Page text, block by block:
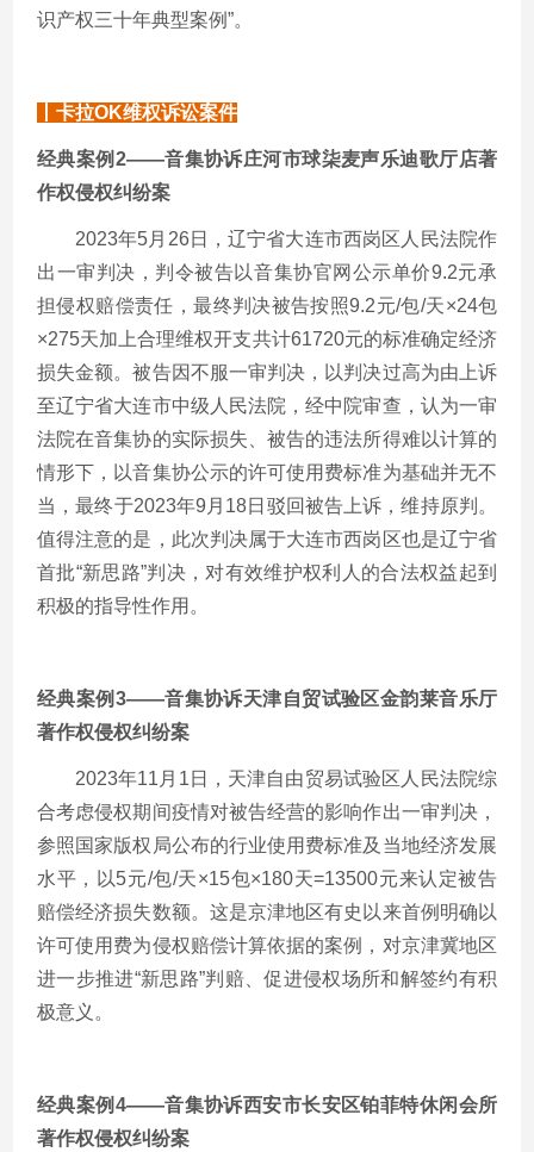
识产权三十年典型案例”。
丨卡拉OK维权诉讼案件
经典案例 2——音集协诉庄河市球柒麦声乐迪歌厅店著
作权侵权纠纷案
2023年5月26日，辽宁省大连市西岗区人民法院作
出一审判决，判令被告以音集协官网公示单价9.2元承
担侵权赔偿责任，最终判决被告按照9.2元/包/天×24包
×275天加上合理维权开支共计61720元的标准确定经济
损失金额。被告因不服一审判决，以判决过高为由上诉
至辽宁省大连市中级人民法院，经中院审查，认为一审
法院在音集协的实际损失、被告的违法所得难以计算的
情形下，以音集协公示的许可使用费标准为基础并无不
当，最终于2023年9月18日驳回被告上诉，维持原判。
值得注意的是，此次判决属于大连市西岗区也是辽宁省
首批“新思路”判决，对有效维护权利人的合法权益起到
积极的指导性作用。
经典案例 3——音集协诉天津自贸试验区金韵莱音乐厅
著作权侵权纠纷案
2023年11月1日，天津自由贸易试验区人民法院综
合考虑侵权期间疫情对被告经营的影响作出一审判决，
参照国家版权局公布的行业使用费标准及当地经济发展
水平，
以5元/包/天×15包×180天=13500元来认定被告
赔偿经济损失数额。这是京津地区有史以来首例明确以
许可使用费为侵权赔偿计算依据的案例，对京津冀地区
进一步推进“新思路”判赔、促进侵权场所和解签约有积
极意义。
经典案例 4——音集协诉西安市长安区铂菲特休闲会所
著作权侵权纠纷案